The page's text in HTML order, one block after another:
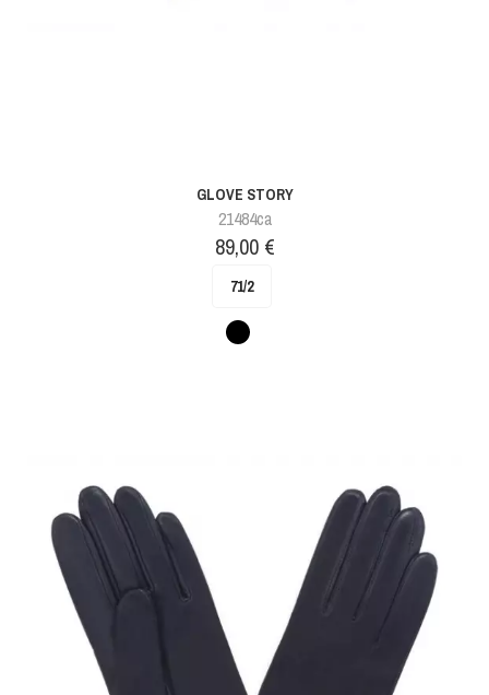
GLOVE STORY
21484ca
Prix
89,00 €
71/2
Noir